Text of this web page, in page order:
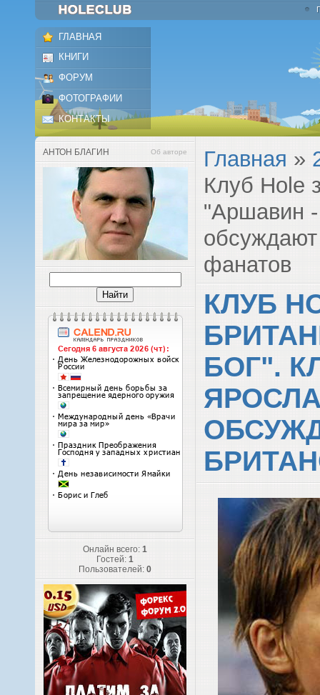
ГЛАВНАЯ
КНИГИ
ФОРУМ
ФОТОГРАФИИ
КОНТАКТЫ
АНТОН БЛАГИН Об авторе
Онлайн всего: 1
Гостей: 1
Пользователей: 0
Главная »
Клуб Hole
"Аршавин
фанатов
КЛУБ
БОГ".